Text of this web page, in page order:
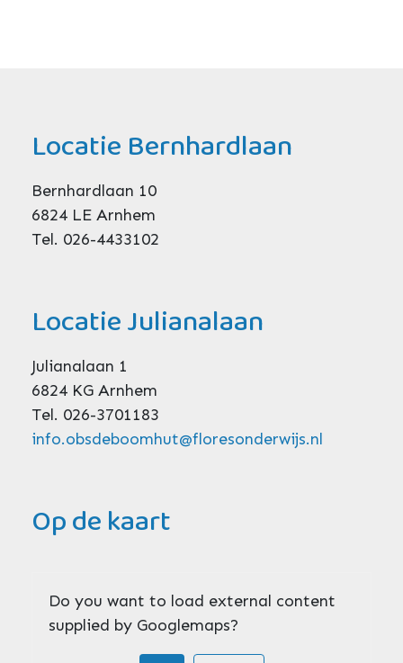
Locatie Bernhardlaan
Bernhardlaan 10
6824 LE Arnhem
Tel. 026-4433102
Locatie Julianalaan
Julianalaan 1
6824 KG Arnhem
Tel. 026-3701183
info.obsdeboomhut@floresonderwijs.nl
Op de kaart
Do you want to load external content
supplied by Googlemaps?